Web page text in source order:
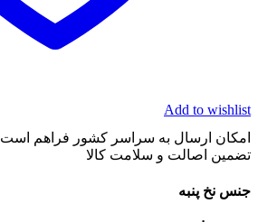
Add to wishlist
امکان ارسال به سراسر کشور فراهم است
تضمین اصالت و سلامت کالا
جنس نخ پنبه